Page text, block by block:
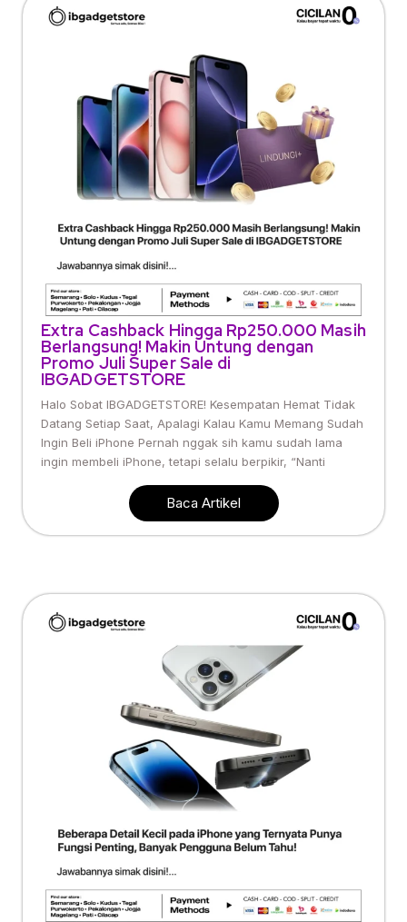
Extra Cashback Hingga Rp250.000 Masih
Berlangsung! Makin Untung dengan
Promo Juli Super Sale di
IBGADGETSTORE
Halo Sobat IBGADGETSTORE! Kesempatan Hemat Tidak
Datang Setiap Saat, Apalagi Kalau Kamu Memang Sudah
Ingin Beli iPhone Pernah nggak sih kamu sudah lama
ingin membeli iPhone, tetapi selalu berpikir, “Nanti
Baca Artikel